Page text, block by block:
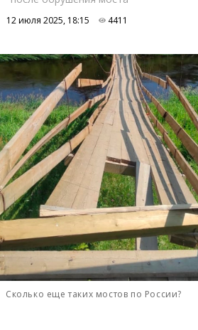
Б
В
Е
И
К
12 июля 2025, 18:15 4411
Сколько еще таких мостов по России?